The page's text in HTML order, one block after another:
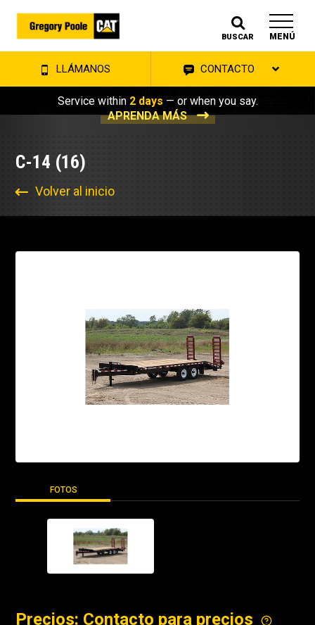
BUSCAR MENÚ
LLÁMANOS CONTACTO
Service within 2 days — or when you say.
APRENDA MÁS
C-14 (16)
Volver al inicio
FOTOS
Precios: Contacto para precios